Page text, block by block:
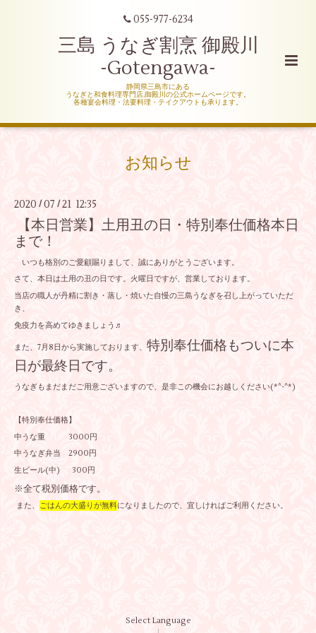
055-977-6234
三島 うなぎ割烹 御殿川
-Gotengawa-
静岡県三島市にある
うなぎと和食料理専門店,御殿川の公式ホームページです。
各種宴会料理・法要料理・テイクアウトも承ります。
お知らせ
2020 /07 / 21 12:35
【本日営業】土用丑の日・特別奉仕価格本日
まで！
いつも格別のご愛顧賜りまして、誠にありがとうございます。
さて、本日は土用の丑の日です。火曜日ですが、営業しております。
当店の職人が丹精に割き・蒸し・焼いた自慢の三島うなぎを召し上がっていただ
き、
免疫力を高めてゆきましょう♬
また、7月8日から実施しております、 特別奉仕価格もついに本
日が最終日です。
うなぎもまだまだご用意ございますので、是非この機会にお越しください(*^-^*)
【特別奉仕価格】
中うな重 3000円
中うなぎ弁当 2900円
生ビール(中) 300円
※全て税別価格です。
また、 ごはんの大盛りが無料になりましたので、宜しければご利用ください。
Select Language